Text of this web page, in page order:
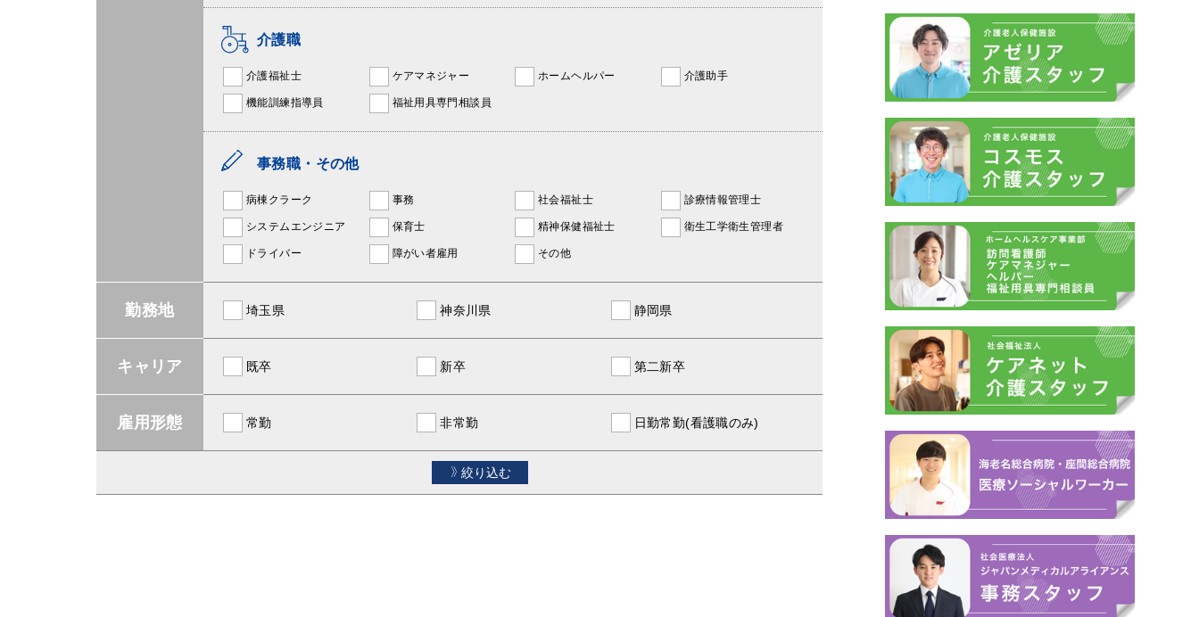
介護職
介護福祉士 ケアマネジャー ホームヘルパー 介護助手
機能訓練指導員 福祉用具専門相談員
事務職・その他
病棟クラーク 事務 社会福祉士 診療情報管理士
システムエンジニア 保育士 精神保健福祉士 衛生工学衛生管理者
ドライバー 障がい者雇用 その他
勤務地 埼玉県 神奈川県 静岡県
キャリア 既卒 新卒 第二新卒
雇用形態 常勤 非常勤 日勤常勤(看護職のみ)
絞り込む